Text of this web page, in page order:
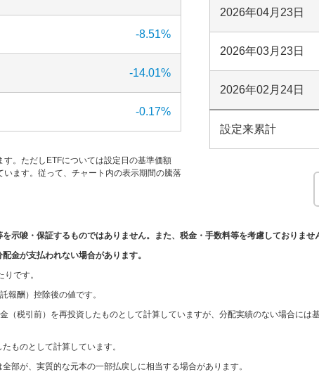
-8.51%
-14.01%
-0.17%
。ただしETFについては設定日の基準価額
います。従って、チャート内の表示期間の騰落
2026年04月23日
2026年03月23日
2026年02月24日
設定来累計
示唆・保証するものではありません。また、税金・手数料等を考慮しておりませ
金が支払われない場合があります。
です。
報酬）控除後の値です。
（税引前）を再投資したものとして計算していますが、分配実績のない場合に
ものとして計算しています。
部が、実質的な元本の一部払戻しに相当する場合があります。